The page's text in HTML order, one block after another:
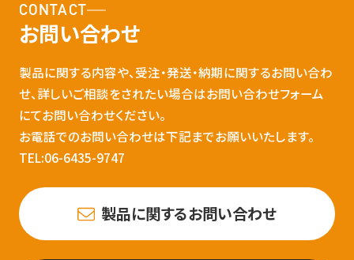
CONTACT
お問い合わせ
製品に関する内容や、受注・発送・納期に関するお問い合わ
せ、詳しいご相談をされたい場合はお問い合わせフォーム
にてお問い合わせください。
お電話でのお問い合わせは下記までお願いいたします。
TEL:06-6435-9747
製品に関するお問い合わせ